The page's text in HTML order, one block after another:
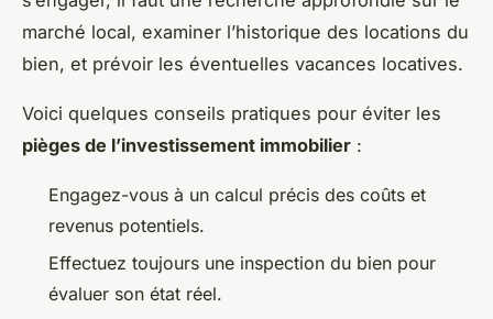
marché local, examiner l’historique des locations du
bien, et prévoir les éventuelles vacances locatives.
Voici quelques conseils pratiques pour éviter les
pièges de l’investissement immobilier :
Engagez-vous à un calcul précis des coûts et
revenus potentiels.
Effectuez toujours une inspection du bien pour
évaluer son état réel.